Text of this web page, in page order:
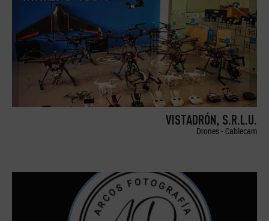
VISTADRÓN, S.R.L.U.
Drones - Cablecam